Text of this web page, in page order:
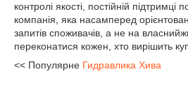
контролі якості, постійній
компанія, яка насамперед
запитів споживачів, а не на
переконатися кожен, хто вирішить
<< Популярне Гидравлика Хива